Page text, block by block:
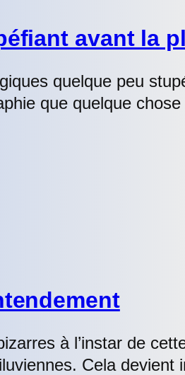
avant la
quelque peu
que quelque
à l’instar de
Cela devient